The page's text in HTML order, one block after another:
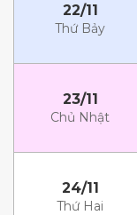
22/11
Thứ Bảy
23/11
Chủ Nhật
24/11
Thứ Hai